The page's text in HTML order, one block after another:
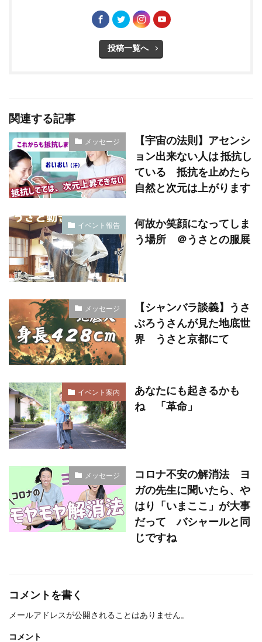
投稿一覧へ
関連する記事
メッセージ
【宇宙の法則】アセンシ
ョン出来ない人は 抵抗し
ている 抵抗を止めたら
自然と次元は上がります
イベント報告
何故か笑顔になってしま
う場所 ＠うさとの服展
メッセージ
【シャンバラ談義】うさ
ぶろうさんが見た地底世
界 うさと京都にて
イベント案内
あなたにも起きるかも
ね 「革命」
メッセージ
コロナ不安の解消法 ヨ
ガの先生に聞いたら、や
はり「いまここ」が大事
だって バシャールと同
じですね
コメントを書く
メールアドレスが公開されることはありません。
コメント